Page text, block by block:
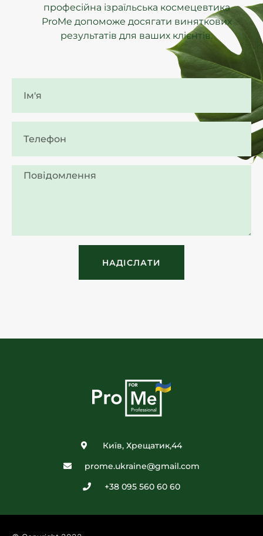
професійна ізраїльська космецевтика
ProMe допоможе досягати виняткових
результатів для ваших клієнтів.
НАДІСЛАТИ
Київ, Хрещатик,44
prome.ukraine@gmail.com
+38 095 560 60 60